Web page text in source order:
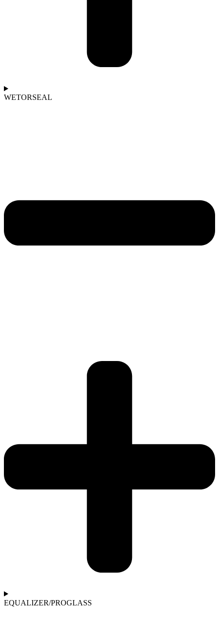
WETORSEAL
EQUALIZER/PROGLASS